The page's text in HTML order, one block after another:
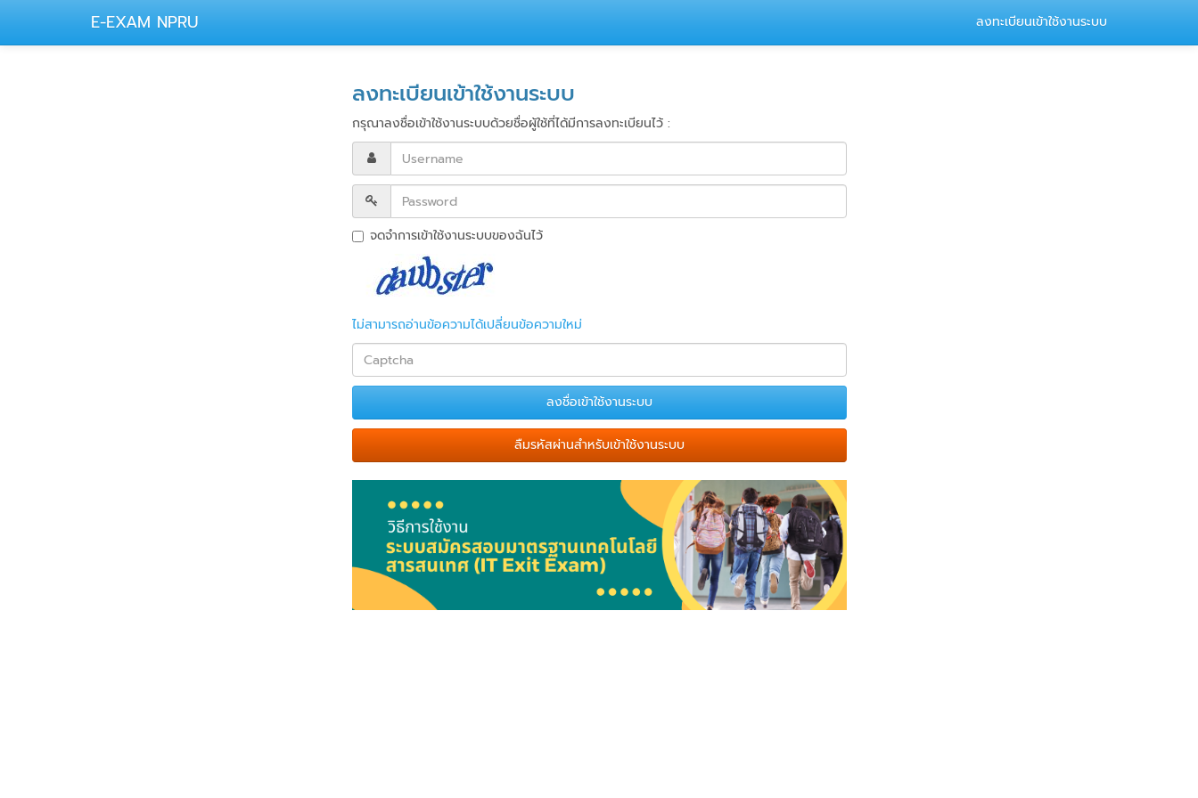
E-EXAM NPRU ลงทะเบียนเข้าใช้งานระบบ
ลงทะเบียนเข้าใช้งานระบบ
กรุณาลงชื่อเข้าใช้งานระบบด้วยชื่อผู้ใช้ที่ได้มีการลงทะเบียนไว้ :
จดจำการเข้าใช้งานระบบของฉันไว้
ไม่สามารถอ่านข้อความได้เปลี่ยนข้อความใหม่
ลืมรหัสผ่านสำหรับเข้าใช้งานระบบ